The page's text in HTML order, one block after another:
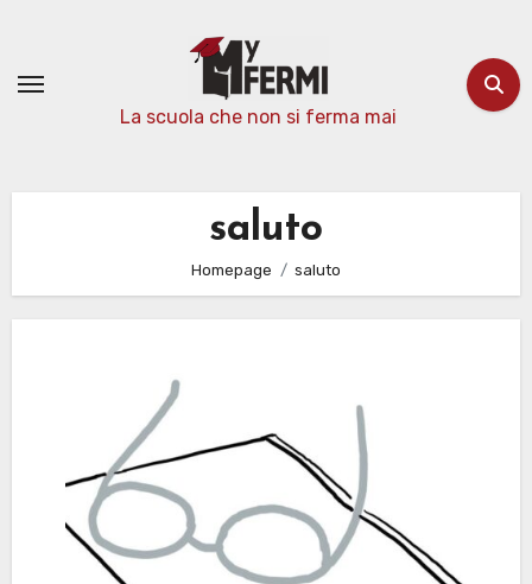
contenuto
La scuola che non si ferma mai
saluto
Homepage saluto